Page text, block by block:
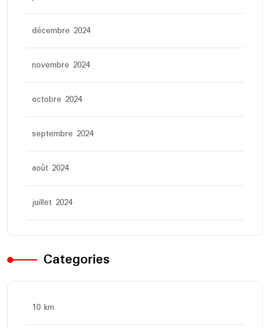
décembre 2024
novembre 2024
octobre 2024
septembre 2024
août 2024
juillet 2024
Categories
10 km